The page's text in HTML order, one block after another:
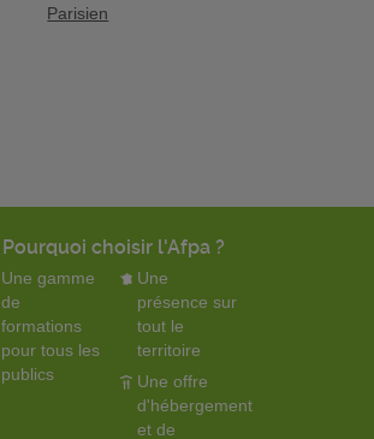
Parisien
Pourquoi choisir l'Afpa ?
Une gamme
de
formations
pour tous les
publics
Une
présence sur
tout le
territoire
Une offre
d'hébergement
et de